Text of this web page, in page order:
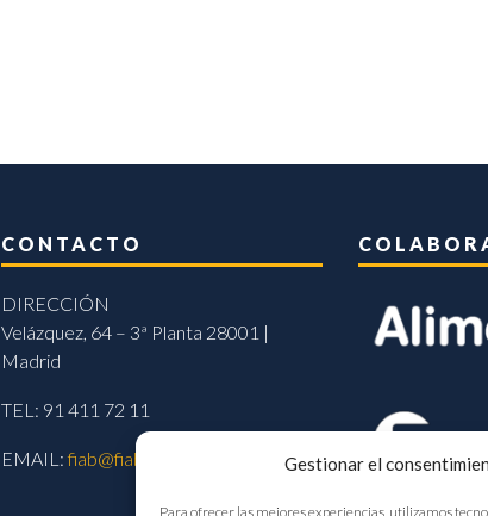
Gestionar el
Para ofrecer las mejores experiencias, utilizamos
CONTACTO
DIRECCIÓN
Velázquez, 64 – 3ª Planta 28001 |
Madrid
TEL: 91 411 72 11
EMAIL:fiab@fiab.es